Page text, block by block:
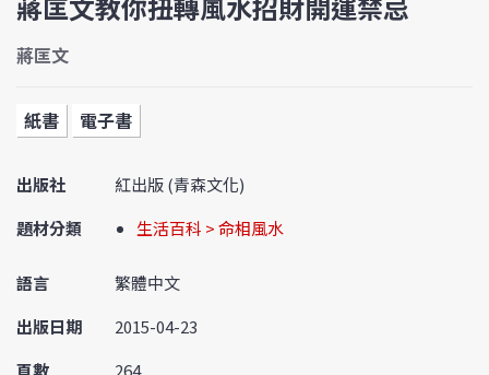
蔣匡文
紙書 電子書
出版社
紅出版 (青森文化)
題材分類
生活百科 > 命相風水
語言
繁體中文
出版日期
2015-04-23
頁數
264